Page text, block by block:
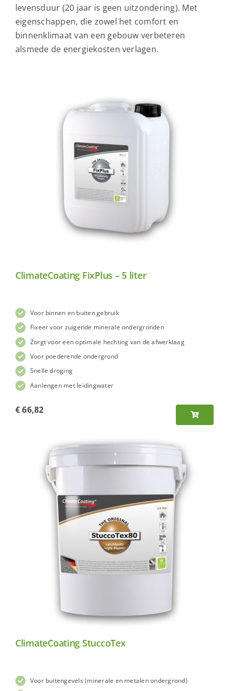
levensduur (20 jaar is geen uitzondering). Met
eigenschappen, die zowel het comfort en
binnenklimaat van een gebouw verbeteren
alsmede de energiekosten verlagen.
ClimateCoating FixPlus – 5 liter
Voor binnen en buiten gebruik
Fixeer voor zuigende minerale ondergronden
Zorgt voor een optimale hechting van de afwerklaag
Voor poederende ondergrond
Snelle droging
Aanlengen met leidingwater
€66,82
ClimateCoating StuccoTex
Voor buitengevels (minerale en metalen ondergrond)